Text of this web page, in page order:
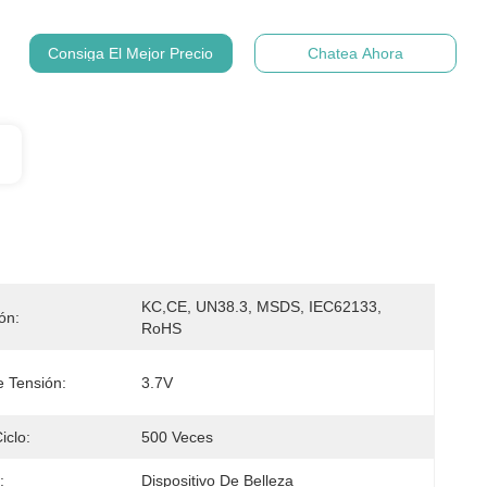
Consiga El Mejor Precio Chatea Ahora
KC,CE, UN38.3, MSDS, IEC62133,
RoHS
Tensión: 3.7V
500 Veces
Dispositivo De Belleza